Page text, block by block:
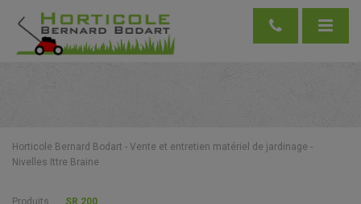
Horticole Bernard Bodart - Vente et entretien matériel de jardinage -
Nivelles Ittre Braine
Produits SR 200